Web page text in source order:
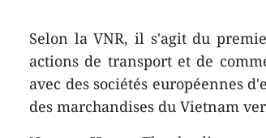
Selon la VNR, il s'agit du
actions de transport et de
avec des sociétés européennes
des marchandises du Vietnam